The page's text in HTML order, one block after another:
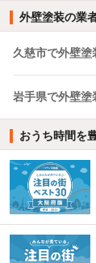
外壁塗装の業
久慈市で外壁塗
岩手県で外壁塗
おうち時間を